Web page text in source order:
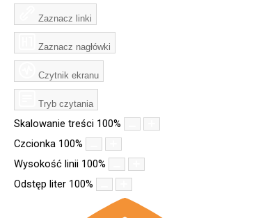
Zaznacz linki
Zaznacz nagłówki
Czytnik ekranu
Tryb czytania
Skalowanie treści 100%
Czcionka 100%
Wysokość linii 100%
Odstęp liter 100%